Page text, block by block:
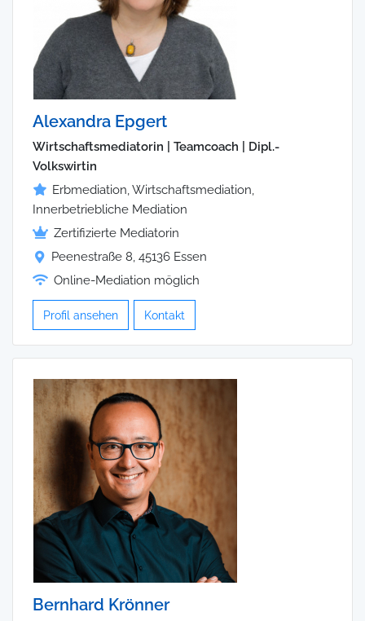
Alexandra Epgert
Wirtschaftsmediatorin | Teamcoach | Dipl.-
Volkswirtin
Erbmediation, Wirtschaftsmediation,
Innerbetriebliche Mediation
Zertifizierte Mediatorin
Peenestraße 8, 45136 Essen
Online-Mediation möglich
Profil ansehen Kontakt
Bernhard Krönner